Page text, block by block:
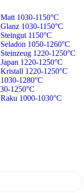
1030-1150°C
1030-1150°C
1150°C
1050-1260°C
1220-1250°C
1220-1250°C
1220-1250°C
1280°C
1250°C
1000-1030°C